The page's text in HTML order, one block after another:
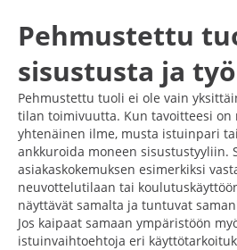
Pehmustettu
sisustusta ja
Pehmustettu tuoli ei ole vain
tilan toimivuutta. Kun tavoitteesi on
yhtenäinen ilme, musta istuinpari
ankkuroida moneen sisustustyyliin.
asiakaskokemuksen esimerkiksi
neuvottelutilaan tai
näyttävät samalta ja tuntuvat
Jos kaipaat samaan ympäristöön
istuinvaihtoehtoja eri